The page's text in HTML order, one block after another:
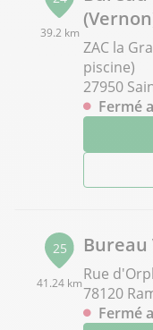
39.2 km
ZAC la
piscine)
27950
Fermé
25
41.24 kmRue
78120
Fermé